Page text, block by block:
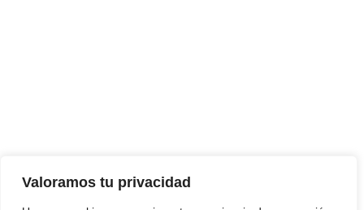
Valoramos tu privacidad